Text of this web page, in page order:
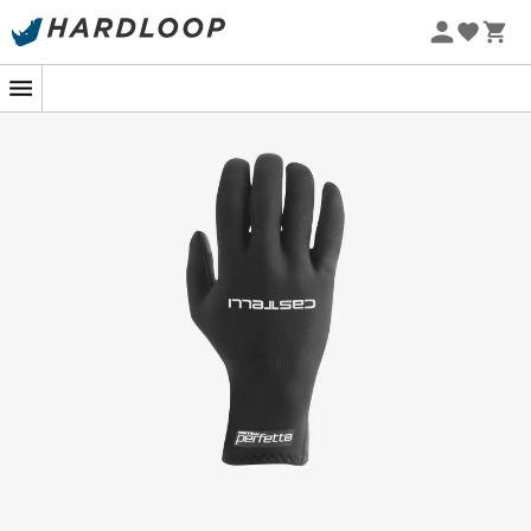
Promos d'été 🔥 -5 % EXTRA dès 2 produits* code Summer5
-5% Extra - Code Summer5